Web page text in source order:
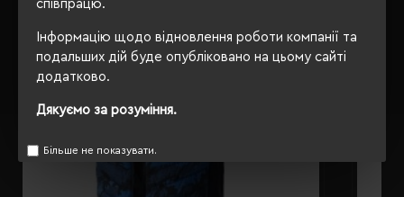
співпрацю.
Інформацію щодо відновлення роботи компанії та
подальших дій буде опубліковано на цьому сайті
додатково.
Дякуємо за розуміння.
Більше не показувати.